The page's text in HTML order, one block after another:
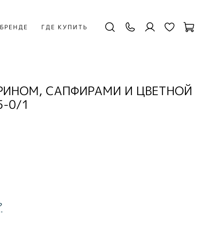
ГДЕ КУПИТЬ
САПФИРАМИ И ЦВЕТНОЙ
0/1